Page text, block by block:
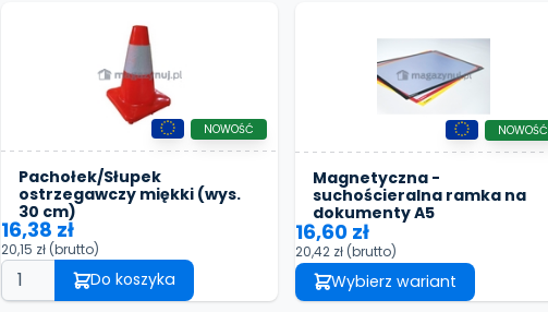
Pachołek/Słupek
ostrzegawczy miękki (wys.
30 cm)
NOWOŚĆ
16,38 zł
20,15 zł (brutto)
Do koszyka
Magnetyczna -
suchościeralna ramka na
dokumenty A5
NOWOŚĆ
16,60 zł
20,42 zł (brutto)
Wybierz wariant